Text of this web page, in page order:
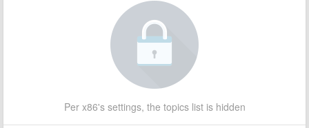
Per x86's settings, the topics list is hidden